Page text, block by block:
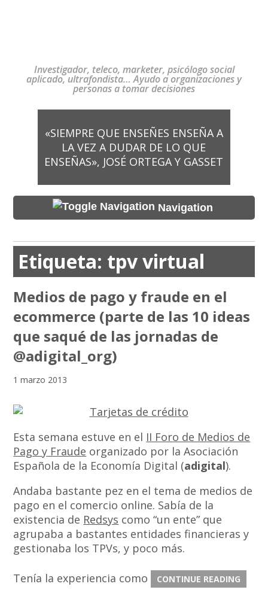
Investigador, teleco, marketer, psicólogo social
aplicado, ultrafondista… Ayudo a organizaciones y
personas a tomar decisiones
«SIEMPRE QUE ENSEÑES ENSEÑA A
LA VEZ A DUDAR DE LO QUE
ENSEÑAS», JOSÉ ORTEGA Y GASSET
Navigation
Etiqueta: tpv virtual
Medios de pago y fraude en el
ecommerce (parte de las 10 ideas
que saqué de las jornadas de
@adigital_org)
1 marzo 2013
Esta semana estuve en el II Foro de Medios de
Pago y Fraude organizado por la Asociación
Española de la Economía Digital (adigital).
Andaba bastante pez en el tema de medios de
pago en el comercio online. Sabía de la
existencia de Redsys como “un ente” que
agrupaba a bastantes entidades financieras y
gestionaba los TPVs, y poco más.
Tenía la experiencia como CONTINUE READING